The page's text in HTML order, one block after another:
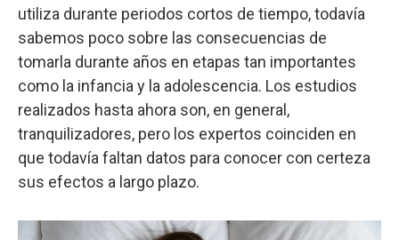
utiliza durante periodos cortos de tiempo, todavía
sabemos poco sobre las consecuencias de
tomarla durante años en etapas tan importantes
como la infancia y la adolescencia. Los estudios
realizados hasta ahora son, en general,
tranquilizadores, pero los expertos coinciden en
que todavía faltan datos para conocer con certeza
sus efectos a largo plazo.